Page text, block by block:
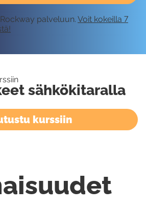
palveluun. Voit kokeilla 7
sähkökitaralla
kurssiin